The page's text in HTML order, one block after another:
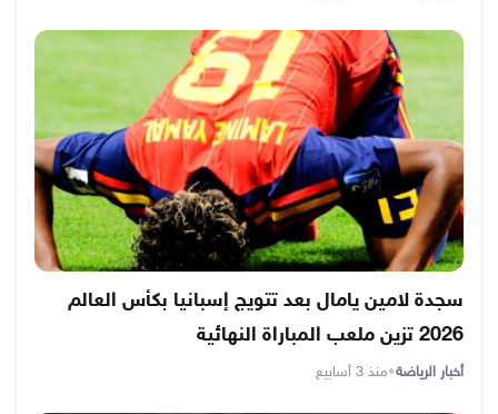
سجدة لامين يامال بعد تتويج إسبانيا بكأس العالم
2026 تزين ملعب المباراة النهائية
أخبار الرياضة•منذ 3 أسابيع